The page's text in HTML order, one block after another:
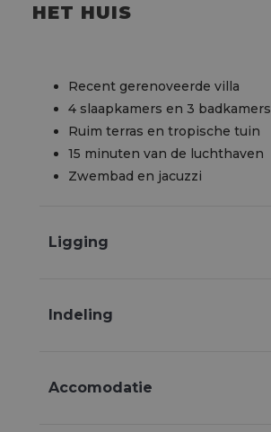
HET HUIS
Recent gerenoveerde villa
4 slaapkamers en 3 badkamers
Ruim terras en tropische tuin
15 minuten van de luchthaven
Zwembad en jacuzzi
Ligging
Indeling
Accomodatie